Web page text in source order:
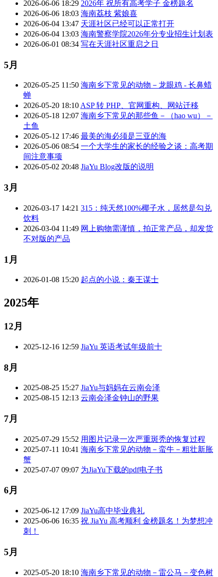
2026-06-06 18:29 2026年 祝所有高考学子 金榜题名
2026-06-06 18:03 海南荔枝 紫娘喜
2026-06-04 13:47 天涯社区已经可以正常打开
2026-06-04 13:03 海南警察学院2026年分专业招生计划表
2026-06-01 08:34 写在天涯社区重启之日
5月
2026-05-25 11:50 海南乡下常见的动物－龙眼鸡 - 长鼻蜡
蝉
2026-05-20 18:10ASP 转 PHP、官网重构、网站迁移
2026-05-18 12:07 海南乡下常见的那些鱼－（hao wu）－
土鱼
2026-05-12 17:46 最美的海必须是三亚的海
2026-05-06 08:54 一个大学生的家长的经验之谈：高考期
间注意事项
2026-05-02 20:48 JiaYu Blog改版的说明
3月
2026-03-17 14:21 315：纯天然100%椰子水，居然是勾兑
饮料
2026-03-04 11:49 网上购物需谨慎，拍正常产品，却发货
不对版的产品
1月
2026-01-08 15:20 起点的小说：秦王谋士
2025年
12月
2025-12-16 12:59 JiaYu 英语考试年级前十
8月
2025-08-25 15:27 JiaYu与妈妈在云南会泽
2025-08-15 12:13 云南会泽金钟山的野果
7月
2025-07-29 15:52 用图片记录一次严重斑秃的恢复过程
2025-07-11 10:41 海南乡下常见的动物－蛮牛－粗壮新胀
蟹
2025-07-07 09:07 为JiaYu下载的pdf电子书
6月
2025-06-12 17:09 JiaYu高中毕业典礼
2025-06-06 16:35 祝 JiaYu 高考顺利 金榜题名！为梦想冲
刺！
5月
2025-05-20 18:10 海南乡下常见的动物－雷公马－变色树